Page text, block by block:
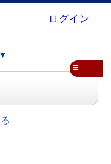
ログイン
≡